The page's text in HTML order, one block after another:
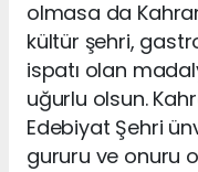
olmasa da
kültür şehri,
ispatı olan
uğurlu olsun.
Edebiyat Şehri
gururu ve onuru